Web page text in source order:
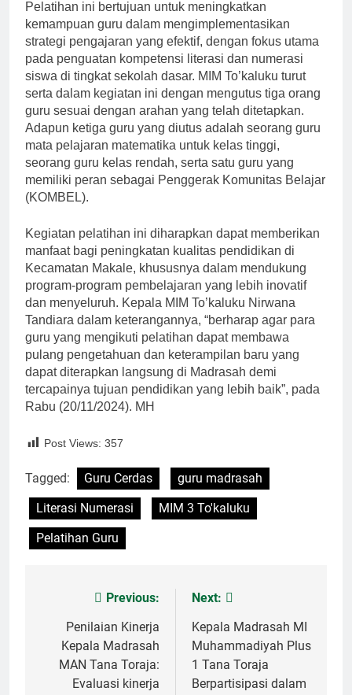
Pelatihan ini bertujuan untuk meningkatkan
kemampuan guru dalam mengimplementasikan
strategi pengajaran yang efektif, dengan fokus utama
pada penguatan kompetensi literasi dan numerasi
siswa di tingkat sekolah dasar. MIM To’kaluku turut
serta dalam kegiatan ini dengan mengutus tiga orang
guru sesuai dengan arahan yang telah ditetapkan.
Adapun ketiga guru yang diutus adalah seorang guru
mata pelajaran matematika untuk kelas tinggi,
seorang guru kelas rendah, serta satu guru yang
memiliki peran sebagai Penggerak Komunitas Belajar
(KOMBEL).
Kegiatan pelatihan ini diharapkan dapat memberikan
manfaat bagi peningkatan kualitas pendidikan di
Kecamatan Makale, khususnya dalam mendukung
program-program pembelajaran yang lebih inovatif
dan menyeluruh. Kepala MIM To’kaluku Nirwana
Tandiara dalam keterangannya, “berharap agar para
guru yang mengikuti pelatihan dapat membawa
pulang pengetahuan dan keterampilan baru yang
dapat diterapkan langsung di Madrasah demi
tercapainya tujuan pendidikan yang lebih baik”, pada
Rabu (20/11/2024). MH
Post Views: 357
Tagged: Guru Cerdas
guru madrasah
Literasi Numerasi
MIM 3 To'kaluku
Pelatihan Guru
navigation
Previous:
Penilaian Kinerja
Kepala Madrasah
MAN Tana Toraja:
Evaluasi kinerja
Next:
Kepala Madrasah MI
Muhammadiyah Plus
1 Tana Toraja
Berpartisipasi dalam